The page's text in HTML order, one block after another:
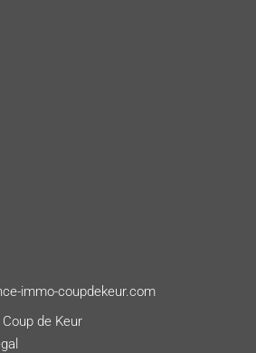
immo-coupdekeur.com
de Keur